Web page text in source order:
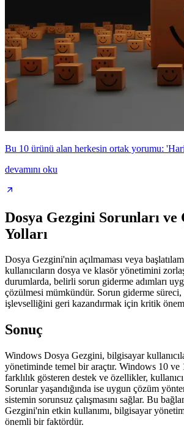
Bu 10 ürünü alan herkesin ortak yorumu:
devamını oku
Dosya Gezgini Sorunları ve
Yolları
Dosya Gezgini'nin açılmaması veya
kullanıcıların dosya ve klasör yönetimini
durumlarda, belirli sorun giderme adımları
çözülmesi mümkündür. Sorun giderme
işlevselliğini geri kazandırmak için kritik önem
Sonuç
Windows Dosya Gezgini, bilgisayar
yönetiminde temel bir araçtır. Windows 10 ve
farklılık gösteren destek ve özellikler,
Sorunlar yaşandığında ise uygun çözüm
sistemin sorunsuz çalışmasını sağlar. Bu
Gezgini'nin etkin kullanımı, bilgisayar
önemli bir faktördür.